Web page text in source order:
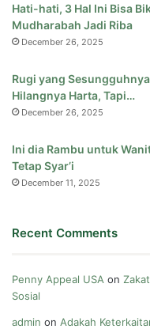
Hati-hati, 3 Hal Ini Bisa
Mudharabah Jadi Riba
December 26, 2025
Rugi yang
Hilangnya Harta, Tapi…
December 26, 2025
Ini dia Rambu untuk
Tetap Syar’i
December 11, 2025
Recent Comments
Penny Appeal USA on
Sosial
admin on Adakah